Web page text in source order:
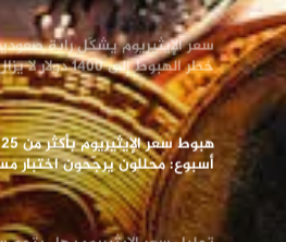
سعر الإيثيريوم يشكّل راية
خطر الهبوط إلى 1400 دولار لا يزال قائم
أسبوع: محللون يرجّحون اختبار
2000 دولار قبل التعافي